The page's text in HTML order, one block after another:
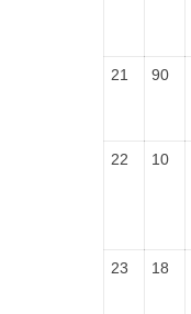
21 90
22 10
23 18